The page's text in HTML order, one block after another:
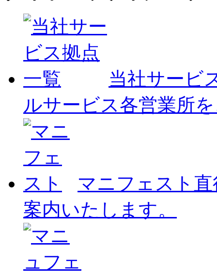
当社サービ
ルサービス各営業所
マニフェスト
案内いたします。